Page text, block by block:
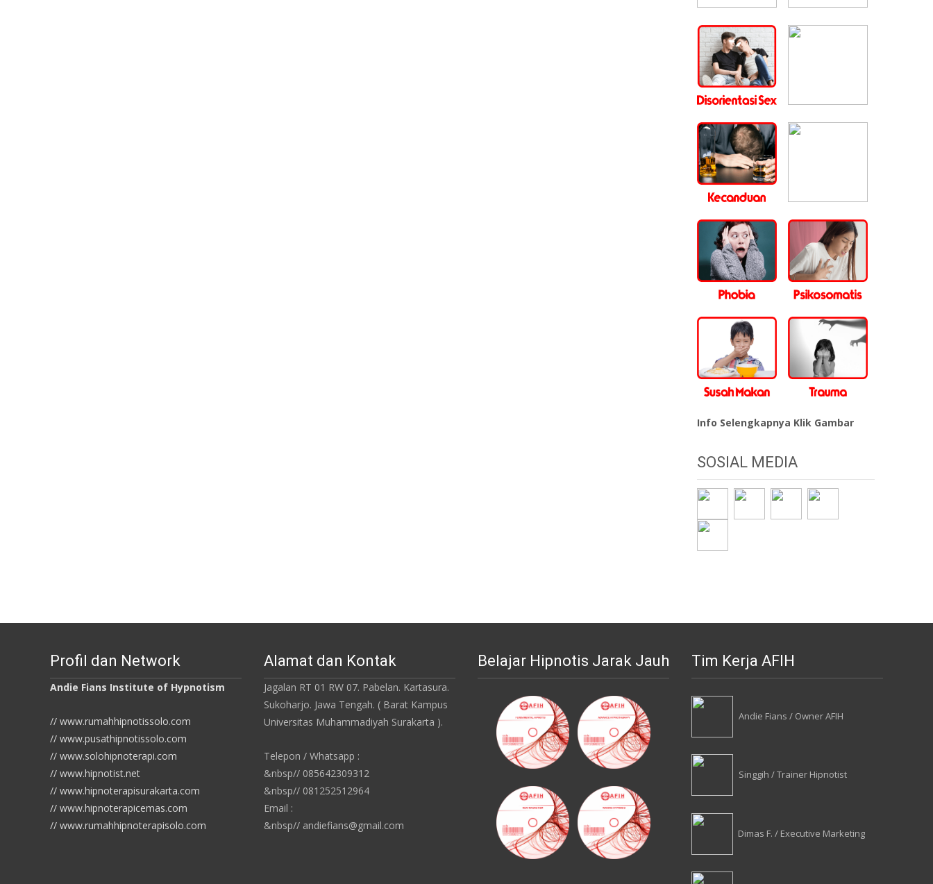
Info Selengkapnya Klik Gambar
SOSIAL MEDIA
Profil dan Network
Andie Fians Institute of Hypnotism
// www.rumahhipnotissolo.com
// www.pusathipnotissolo.com
// www.solohipnoterapi.com
// www.hipnotist.net
// www.hipnoterapisurakarta.com
// www.hipnoterapicemas.com
// www.rumahhipnoterapisolo.com
Alamat dan Kontak
Jagalan RT 01 RW 07. Pabelan. Kartasura.
Sukoharjo. Jawa Tengah. ( Barat Kampus
Universitas Muhammadiyah Surakarta ).
Telepon / Whatsapp :
&nbsp// 085642309312
&nbsp// 081252512964
Email :
&nbsp// andiefians@gmail.com
Belajar Hipnotis Jarak Jauh Tim Kerja AFIH
Andie Fians / Owner AFIH
Singgih / Trainer Hipnotist
Dimas F. / Executive Marketing